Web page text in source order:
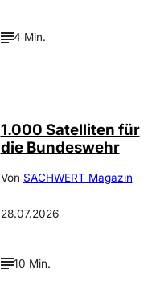
4 Min.
1.000 Satelliten für
die Bundeswehr
Von SACHWERT Magazin
28.07.2026
10 Min.